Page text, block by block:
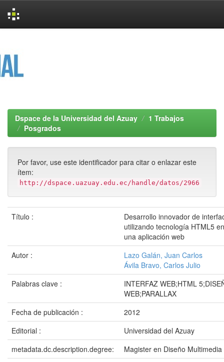
Dspace de la Universidad del Azuay
1 Trabajos
Posgrados
Por favor, use este identificador para citar o enlazar este
ítem:
http://dspace.uazuay.edu.ec/handle/datos/2966
Título :
Desarrollo innovador de
utilizando tecnología HTML5
una aplicación web
Autor :
Lazo Galán, Juan Carlos
Ávila Bravo, Carlos Julio
Palabras clave :
INTERFAZ WEB;HTML
WEB;PARALLAX
Fecha de publicación :
2012
Editorial :
Universidad del Azuay
metadata.dc.description.degree:
Magister en Diseño Multimedia